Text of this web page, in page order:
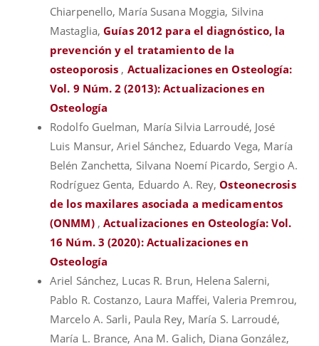
Chiarpenello, María Susana Moggia, Silvina
Mastaglia,Guías 2012 para el diagnóstico, la
prevención y el tratamiento de la
osteoporosis , Actualizaciones en Osteología:
Vol. 9 Núm. 2 (2013): Actualizaciones en
Osteología
Rodolfo Guelman, María Silvia Larroudé, José
Luis Mansur, Ariel Sánchez, Eduardo Vega, María
Belén Zanchetta, Silvana Noemí Picardo, Sergio A.
Rodríguez Genta, Eduardo A. Rey,Osteonecrosis
de los maxilares asociada a medicamentos
(ONMM) , Actualizaciones en Osteología: Vol.
16 Núm. 3 (2020): Actualizaciones en
Osteología
Ariel Sánchez, Lucas R. Brun, Helena Salerni,
Pablo R. Costanzo, Laura Maffei, Valeria Premrou,
Marcelo A. Sarli, Paula Rey, María S. Larroudé,
María L. Brance, Ana M. Galich, Diana González,